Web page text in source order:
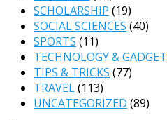
SCHOLARSHIP (19)
SOCIAL SCIENCES (40)
SPORTS (11)
TECHNOLOGY & GADGET
TIPS & TRICKS (77)
TRAVEL(113)
UNCATEGORIZED (89)